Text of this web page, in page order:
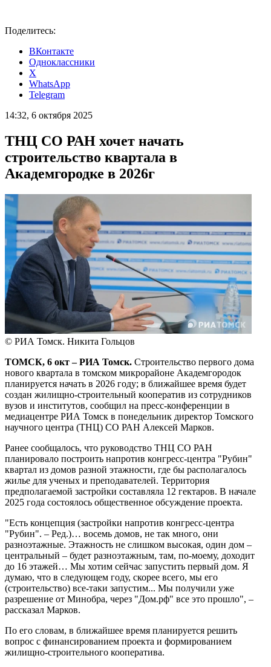
Поделитесь:
ВКонтакте
Одноклассники
X
WhatsApp
Telegram
14:32, 6 октября 2025
ТНЦ СО РАН хочет начать
строительство квартала в
Академгородке в 2026г
© РИА Томск. Никита Гольцов
ТОМСК, 6 окт – РИА Томск. Строительство первого дома
нового квартала в томском микрорайоне Академгородок
планируется начать в 2026 году; в ближайшее время будет
создан жилищно-строительный кооператив из сотрудников
вузов и институтов, сообщил на пресс-конференции в
медиацентре РИА Томск в понедельник директор Томского
научного центра (ТНЦ) СО РАН Алексей Марков.
Ранее сообщалось, что руководство ТНЦ СО РАН
планировало построить напротив конгресс-центра "Рубин"
квартал из домов разной этажности, где бы располагалось
жилье для ученых и преподавателей. Территория
предполагаемой застройки составляла 12 гектаров. В начале
2025 года состоялось общественное обсуждение проекта.
"Есть концепция (застройки напротив конгресс-центра
"Рубин". – Ред.)… восемь домов, не так много, они
разноэтажные. Этажность не слишком высокая, один дом –
центральный – будет разноэтажным, там, по-моему, доходит
до 16 этажей… Мы хотим сейчас запустить первый дом. Я
думаю, что в следующем году, скорее всего, мы его
(строительство) все-таки запустим... Мы получили уже
разрешение от Минобра, через "Дом.рф" все это прошло", –
рассказал Марков.
По его словам, в ближайшее время планируется решить
вопрос с финансированием проекта и формированием
жилищно-строительного кооператива.